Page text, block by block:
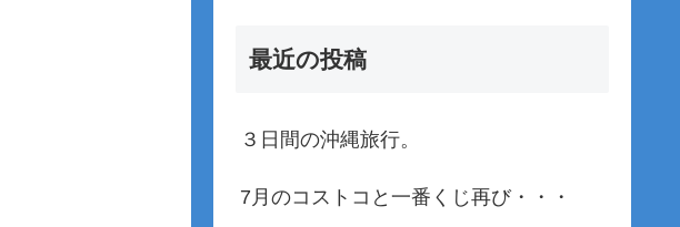
最近の投稿
３日間の沖縄旅行。
7月のコストコと一番くじ再び・・・